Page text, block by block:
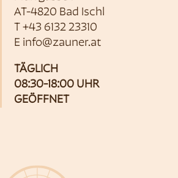
AT-4820 Bad Ischl
T +43 6132 23310
E info@zauner.at
TÄGLICH
08:30-18:00 UHR
GEÖFFNET